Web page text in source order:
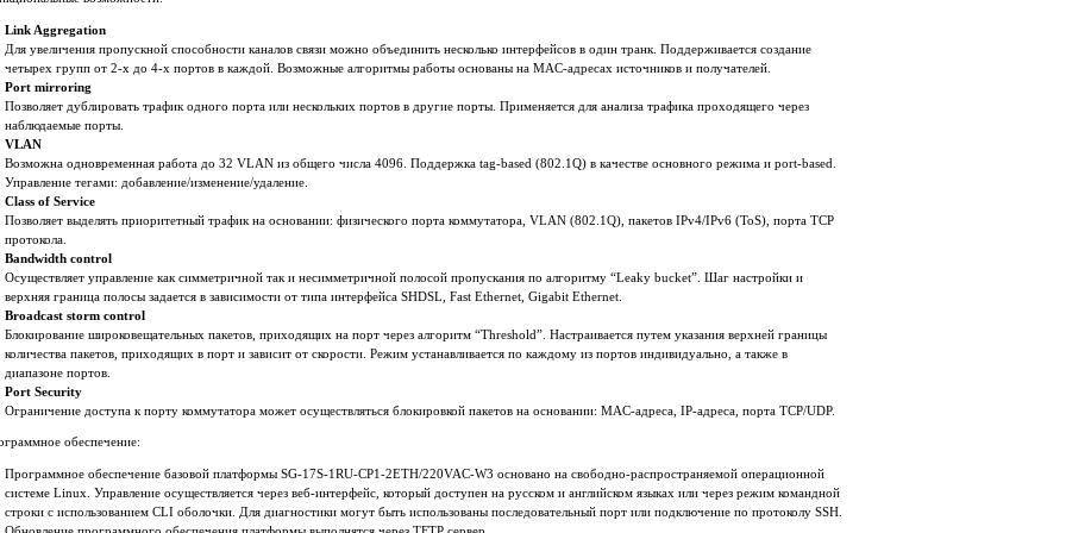
Link Aggregation
Для увеличения пропускной способности каналов связи можно объединить несколько интерфейсов в один транк. Поддерживается создание
четырех групп от 2-х до 4-х портов в каждой. Возможные алгоритмы работы основаны на MAC-адресах источников и получателей.
Port mirroring
Позволяет дублировать трафик одного порта или нескольких портов в другие порты. Применяется для анализа трафика проходящего через
наблюдаемые порты.
VLAN
Возможна одновременная работа до 32 VLAN из общего числа 4096. Поддержка tag-based (802.1Q) в качестве основного режима и port-based.
Управление тегами: добавление/изменение/удаление.
Class of Service
Позволяет выделять приоритетный трафик на основании: физического порта коммутатора, VLAN (802.1Q), пакетов IPv4/IPv6 (ToS), порта TCP
протокола.
Bandwidth control
Осуществляет управление как симметричной так и несимметричной полосой пропускания по алгоритму “Leaky bucket”. Шаг настройки и
верхняя граница полосы задается в зависимости от типа интерфейса SHDSL, Fast Ethernet, Gigabit Ethernet.
Broadcast storm control
Блокирование широковещательных пакетов, приходящих на порт через алгоритм “Threshold”. Настраивается путем указания верхней границы
количества пакетов, приходящих в порт и зависит от скорости. Режим устанавливается по каждому из портов индивидуально, а также в
диапазоне портов.
Port Security
Ограничение доступа к порту коммутатора может осуществляться блокировкой пакетов на основании: MAC-адреса, IP-адреса, порта TCP/UDP.
обеспечение:
Программное обеспечение базовой платформы SG-17S-1RU-CP1-2ETH/220VAC-W3 основано на свободно-распространяемой операционной
системе Linux. Управление осуществляется через веб-интерфейс, который доступен на русском и английском языках или через режим командной
строки с использованием CLI оболочки. Для диагностики могут быть использованы последовательный порт или подключение по протоколу SSH.